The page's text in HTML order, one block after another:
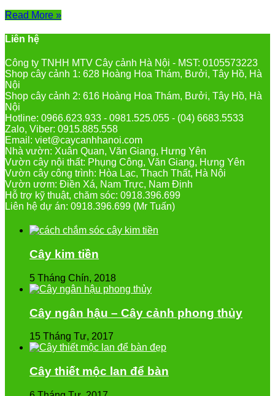
Read More »
Liên hệ
Công ty TNHH MTV Cây cảnh Hà Nội - MST: 0105573223
Shop cây cảnh 1: 628 Hoàng Hoa Thám, Bưởi, Tây Hồ, Hà
Nội
Shop cây cảnh 2: 616 Hoàng Hoa Thám, Bưởi, Tây Hồ, Hà
Nội
Hotline: 0966.623.933 - 0981.525.055 - (04) 6683.5533
Zalo, Viber: 0915.885.558
Email: viet@caycanhhanoi.com
Nhà vườn: Xuân Quan, Văn Giang, Hưng Yên
Vườn cây nội thất: Phụng Công, Văn Giang, Hưng Yên
Vườn cây công trình: Hòa Lạc, Thạch Thất, Hà Nội
Vườn ươm: Điền Xá, Nam Trực, Nam Định
Hỗ trợ kỹ thuật, chăm sóc: 0918.396.699
Liên hệ dự án: 0918.396.699 (Mr Tuấn)
Cây kim tiền
5 Tháng Chín, 2018
Cây ngân hậu – Cây cảnh phong thủy
15 Tháng Tư, 2017
Cây thiết mộc lan để bàn